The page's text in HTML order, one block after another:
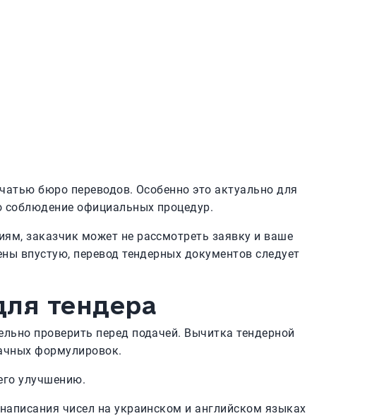
бюро переводов. Особенно это актуально для
соблюдение официальных процедур.
заказчик может не рассмотреть заявку и ваше
впустую, перевод тендерных документов следует
тендера
проверить перед подачей. Вычитка тендерной
формулировок.
улучшению.
чисел на украинском и английском языках